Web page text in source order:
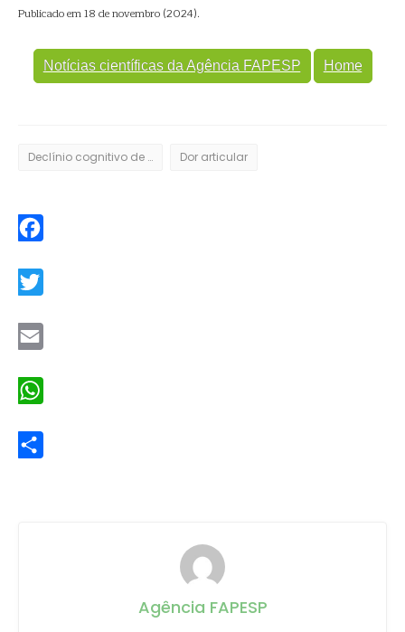
Publicado em 18 de novembro (2024).
Notícias científicas da Agência FAPESP Home
Declínio cognitivo de idosos Dor articular
Agência FAPESP